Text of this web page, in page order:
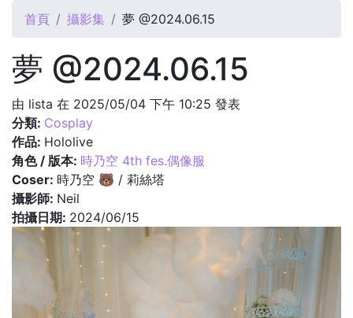
您在這裡
首頁 攝影集 夢 @2024.06.15
夢 @2024.06.15
由 lista 在 2025/05/04 下午 10:25 發表
分類: Cosplay
作品: Hololive
角色 / 版本: 時乃空 4th fes.偶像服
Coser: 時乃空 🐻 / 莉絲塔
攝影師: Neil
拍攝日期: 2024/06/15